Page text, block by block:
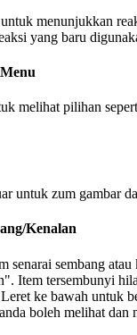
menunjukkan
yang baru
melihat pilihan
untuk zum gambar
Kenalan
senarai sembang
Item tersembunyi
ke bawah untuk
boleh melihat dan